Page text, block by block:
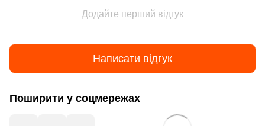
Додайте перший відгук
Написати відгук
Поширити у соцмережах